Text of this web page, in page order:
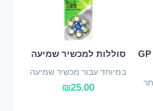
סוללות נטענות 4 יח׳ - GP
סוללות למכשיר שמיעה
במיוחד עבור מכשיר שמיעה
₪25.00